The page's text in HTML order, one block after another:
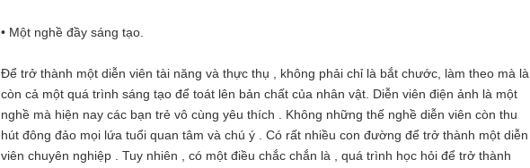
• Một nghề đầy sáng tạo.
Để trở thành một diễn viên tài năng và thực thụ , không phải chỉ là bắt chước, làm theo mà là
còn cả một quá trình sáng tạo để toát lên bản chất của nhân vật. Diễn viên điện ảnh là một
nghề mà hiện nay các bạn trẻ vô cùng yêu thích . Không những thế nghề diễn viên còn thu
hút đông đảo mọi lứa tuổi quan tâm và chú ý . Có rất nhiều con đường để trở thành một diễn
viên chuyên nghiệp . Tuy nhiên , có một điều chắc chắn là , quá trình học hỏi để trở thành